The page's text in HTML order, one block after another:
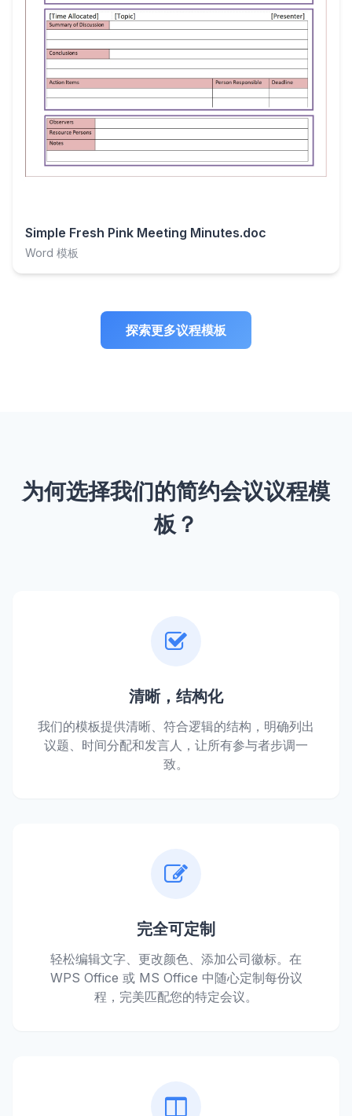
Simple Fresh Pink Meeting Minutes.doc
Word 模板
探索更多议程模板
为何选择我们的简约会议议程模
板？
清晰，结构化
我们的模板提供清晰、符合逻辑的结构，明确列出
议题、时间分配和发言人，让所有参与者步调一
致。
完全可定制
轻松编辑文字、更改颜色、添加公司徽标。在
WPS Office 或 MS Office 中随心定制每份议
程，完美匹配您的特定会议。